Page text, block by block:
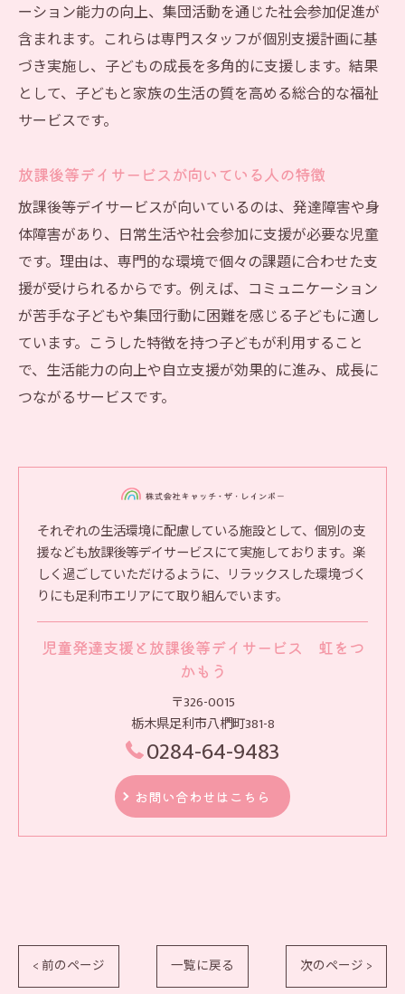
ーション能力の向上、集団活動を通じた社会参加促進が
含まれます。これらは専門スタッフが個別支援計画に基
づき実施し、子どもの成長を多角的に支援します。結果
として、子どもと家族の生活の質を高める総合的な福祉
サービスです。
放課後等デイサービスが向いている人の特徴
放課後等デイサービスが向いているのは、発達障害や身
体障害があり、日常生活や社会参加に支援が必要な児童
です。理由は、専門的な環境で個々の課題に合わせた支
援が受けられるからです。例えば、コミュニケーション
が苦手な子どもや集団行動に困難を感じる子どもに適し
ています。こうした特徴を持つ子どもが利用すること
で、生活能力の向上や自立支援が効果的に進み、成長に
つながるサービスです。
それぞれの生活環境に配慮している施設として、個別の支
援なども放課後等デイサービスにて実施しております。楽
しく過ごしていただけるように、リラックスした環境づく
りにも足利市エリアにて取り組んでいます。
児童発達支援と放課後等デイサービス 虹をつ
かもう
〒326-0015
栃木県足利市八椚町381-8
0284-64-9483
お問い合わせはこちら
< 前のページ 一覧に戻る 次のページ >